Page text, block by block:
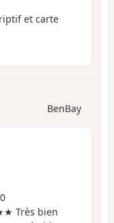
et carte
BenBay
Très bien